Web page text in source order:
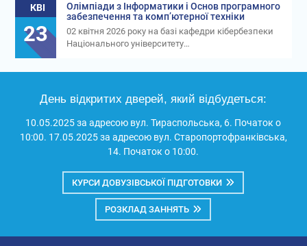
КВІ
23
Олімпіади з Інформатики і Основ програмного
забезпечення та комп’ютерної техніки
02 квітня 2026 року на базі кафедри кібербезпеки
Національного університету…
День відкритих дверей, який відбудеться:
10.05.2025 за адресою вул. Тираспольська, 6. Початок о
10:00. 17.05.2025 за адресою вул. Старопортофранківська,
14. Початок о 10:00.
КУРСИ ДОВУЗІВСЬКОЇ ПІДГОТОВКИ
РОЗКЛАД ЗАННЯТЬ